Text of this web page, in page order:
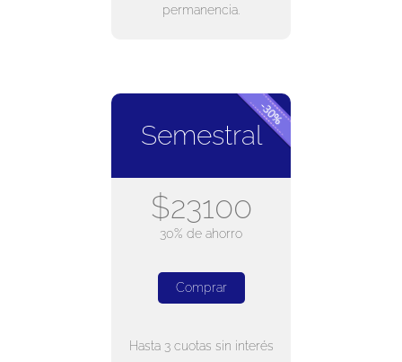
permanencia.
Semestral
$23100
30% de ahorro
Comprar
Hasta 3 cuotas sin interés